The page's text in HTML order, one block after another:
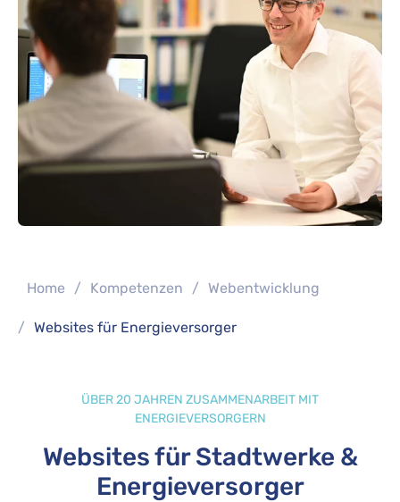
You are here:
Home Kompetenzen Webentwicklung
Websites für Energieversorger
Websites für Stadtwerke &
Energieversorger
ÜBER 20 JAHREN ZUSAMMENARBEIT MIT
ENERGIEVERSORGERN